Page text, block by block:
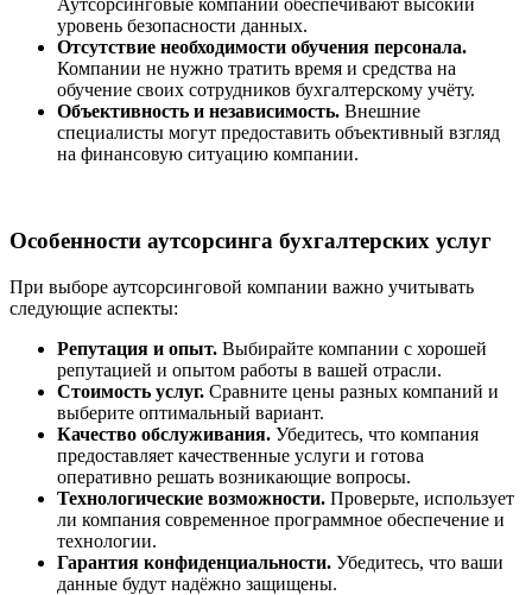
Аутсорсинговые компании обеспечивают высокий
уровень безопасности данных.
Отсутствие необходимости обучения персонала.
Компании не нужно тратить время и средства на
обучение своих сотрудников бухгалтерскому учёту.
Объективность и независимость. Внешние
специалисты могут предоставить объективный взгляд
на финансовую ситуацию компании.
Особенности аутсорсинга бухгалтерских услуг
При выборе аутсорсинговой компании важно учитывать
следующие аспекты:
Репутация и опыт. Выбирайте компании с хорошей
репутацией и опытом работы в вашей отрасли.
Стоимость услуг. Сравните цены разных компаний и
выберите оптимальный вариант.
Качество обслуживания. Убедитесь, что компания
предоставляет качественные услуги и готова
оперативно решать возникающие вопросы.
Технологические возможности. Проверьте, использует
ли компания современное программное обеспечение и
технологии.
Гарантия конфиденциальности. Убедитесь, что ваши
данные будут надёжно защищены.